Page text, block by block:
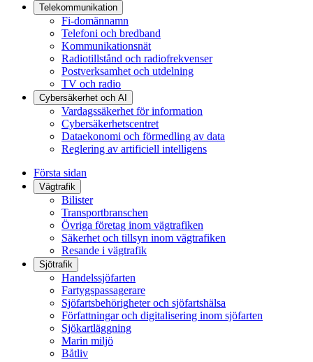
Telekommunikation
Fi-domännamn
Telefoni och bredband
Kommunikationsnät
Radiotillstånd och radiofrekvenser
Postverksamhet och utdelning
TV och radio
Cybersäkerhet och AI
Vardagssäkerhet för information
Cybersäkerhetscentret
Dataekonomi och förmedling av data
Reglering av artificiell intelligens
Första sidan
Vägtrafik
Bilister
Transportbranschen
Övriga företag inom vägtrafiken
Säkerhet och tillsyn inom vägtrafiken
Resande i vägtrafik
Sjötrafik
Handelssjöfarten
Fartygspassagerare
Sjöfartsbehörigheter och sjöfartshälsa
Författningar och digitalisering inom sjöfarten
Sjökartläggning
Marin miljö
Båtliv